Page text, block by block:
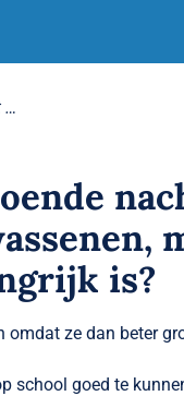
…
is?
omdat ze dan beter
school goed te